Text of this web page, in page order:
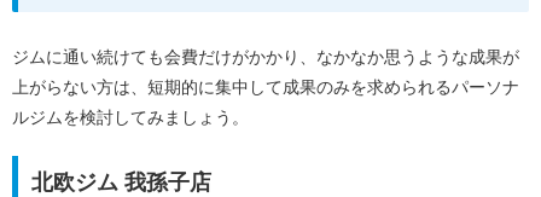
ジムに通い続けても会費だけがかかり、なかなか思うような成果が
上がらない方は、短期的に集中して成果のみを求められるパーソナ
ルジムを検討してみましょう。
北欧ジム 我孫子店